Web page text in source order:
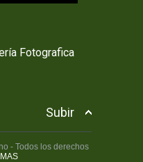
Fotografica
Subir
- Todos los derechos